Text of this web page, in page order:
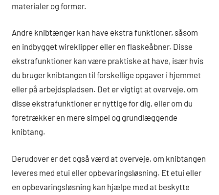
materialer og former.
Andre knibtænger kan have ekstra funktioner, såsom
en indbygget wireklipper eller en flaskeåbner. Disse
ekstrafunktioner kan være praktiske at have, især hvis
du bruger knibtangen til forskellige opgaver i hjemmet
eller på arbejdspladsen. Det er vigtigt at overveje, om
disse ekstrafunktioner er nyttige for dig, eller om du
foretrækker en mere simpel og grundlæggende
knibtang.
Derudover er det også værd at overveje, om knibtangen
leveres med etui eller opbevaringsløsning. Et etui eller
en opbevaringsløsning kan hjælpe med at beskytte